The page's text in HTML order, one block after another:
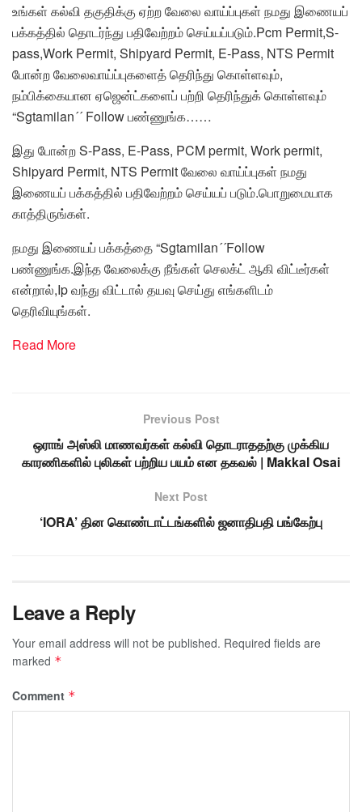
உங்கள் கல்வி தகுதிக்கு ஏற்ற வேலை வாய்ப்புகள் நமது இணையப்
பக்கத்தில் தொடர்ந்து பதிவேற்றம் செய்யப்படும்.Pcm Permit,S-
pass,Work Permit, Shipyard Permit, E-Pass, NTS Permit
போன்ற வேலைவாய்ப்புகளைத் தெரிந்து கொள்ளவும்,
நம்பிக்கையான ஏஜென்ட்களைப் பற்றி தெரிந்துக் கொள்ளவும்
“Sgtamilan´´ Follow பண்ணுங்க……
இது போன்ற S-Pass, E-Pass, PCM permit, Work permit,
Shipyard Permit, NTS Permit வேலை வாய்ப்புகள் நமது
இணையப் பக்கத்தில் பதிவேற்றம் செய்யப் படும்.பொறுமையாக
காத்திருங்கள்.
நமது இணையப் பக்கத்தை “Sgtamilan´´Follow
பண்ணுங்க.இந்த வேலைக்கு நீங்கள் செலக்ட் ஆகி விட்டீர்கள்
என்றால்,Ip வந்து விட்டால் தயவு செய்து எங்களிடம்
தெரிவியுங்கள்.
Read More
Previous Post
ஒராங் அஸ்லி மாணவர்கள் கல்வி தொடராததற்கு முக்கிய
காரணிகளில் புலிகள் பற்றிய பயம் என தகவல் | Makkal Osai
Next Post
‘IORA’ தின கொண்டாட்டங்களில் ஜனாதிபதி பங்கேற்பு
Leave a Reply
Your email address will not be published. Required fields are
marked *
Comment *